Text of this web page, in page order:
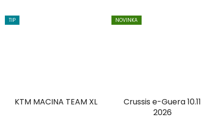
TIP
KTM MACINA TEAM XL
NOVINKA
Crussis e-Guera 10.11
2026